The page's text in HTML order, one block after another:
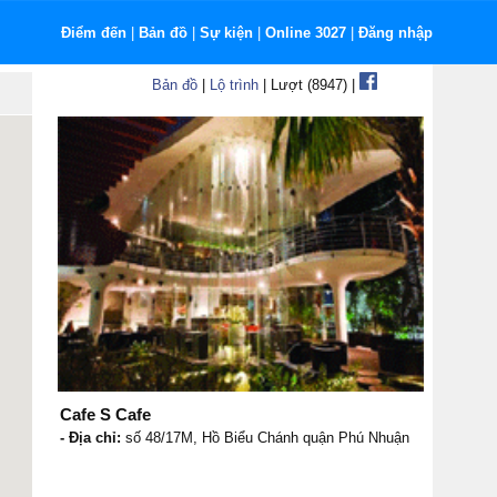
Điểm đến Bản đồ Sự kiện Online 3027 Đăng nhập
Bản đồ| Lộ trình| Lượt (8947) |
Cafe S Cafe
- Địa chỉ: số 48/17M, Hồ Biểu Chánh quận Phú Nhuận